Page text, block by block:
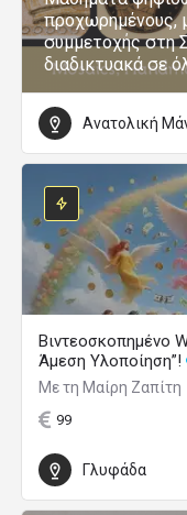
προχωρημένους,
συμμετοχής στη
διαδικτυακά σε
Ανατολική
Βιντεοσκοπημένο
Άμεση Υλοποίηση”!
Με τη Μαίρη Ζαπίτη
99
Γλυφάδα